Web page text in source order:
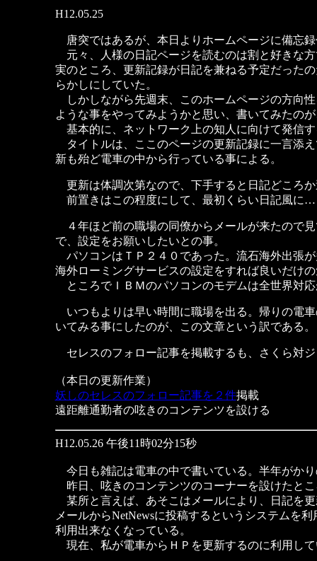
H12.05.25
唐突ではあるが、本日よりホームページに備忘
元々、人様の日記ページを読むのは割と好きな
実のところ、更新記録が日記を兼ねる予定だった
らかしにしていた。
しかしながら先週末、このホームページの方向
ような事をやってみようかと思い、書いてみたのが
基本的に、ネットワーク上の知人に向けて発信す
タイトルは、ここのページの更新記録に一言添
新も殆ど電車の中から行っている事による。
更新は体調次第なので、下手すると日記どころ
前置きはこの程度にして、最初くらい日記風に…
４年ほど前の職場の同僚からメールが来たので
で、設定をお願いしたいとの事。
パソコンはＴＰ２４０であった。流石海外出張
海外ローミングサービスの設定をすれば良いだけ
ところでＩＢＭのパソコンのモデムは全世界対
いつもよりは早い時間に職場を出る。帰りの電
いてみる事にしたのが、この文章という訳である。
セレスのフォロー記事を掲載するも、さくら対ジ
（本日の更新作業）
妖しのセレスのフォロー記事を２件掲載
遠距離通勤者の呟きのコンテンツを設ける
H12.05.26 午後11時02分15秒
今日も雑記は電車の中で書いている。半年がか
昨日、呟きのコンテンツのコーナーを設けたと
某所と言えば、あそこはメールにより、日記を
メールからNetNewsに投稿するというシステムを
利用出来なくなっている。
現在、私が電車からＨＰを更新するのに利用して